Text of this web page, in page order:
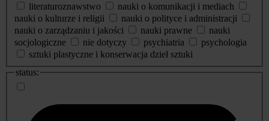
literaturoznawstwo
nauki o komunikacji i mediach
nauki o kulturze i religii
nauki o polityce i administracji
nauki o zarządzaniu i jakości
nauki prawne
nauki
socjologiczne
nie dotyczy psychiatria
psychologia
sztuki plastyczne i konserwacja dzieł sztuki
status: